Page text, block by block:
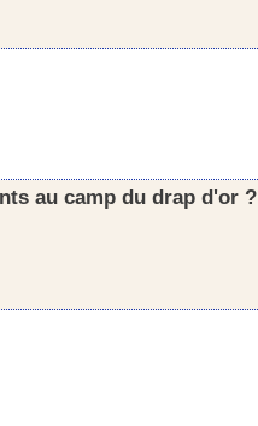
au camp du drap d'or ?